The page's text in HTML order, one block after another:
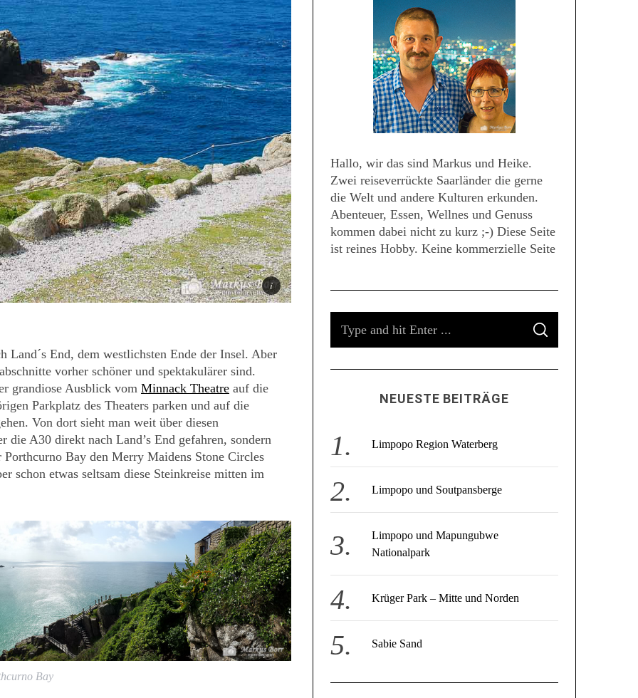
Land´s End, dem westlichsten Ende der Insel. Aber
vorher schöner und spektakulärer sind.
grandiose Ausblick vom Minnack Theatre auf die
Parkplatz des Theaters parken und auf die
Von dort sieht man weit über diesen
A30 direkt nach Land’s End gefahren, sondern
Bay den Merry Maidens Stone Circles
schon etwas seltsam diese Steinkreise mitten im
Bay
Hallo, wir das sind Markus und Heike.
Zwei reiseverrückte Saarländer die gerne
die Welt und andere Kulturen erkunden.
Abenteuer, Essen, Wellnes und Genuss
kommen dabei nicht zu kurz ;-) Diese Seite
ist reines Hobby. Keine kommerzielle Seite
r
o
r
S
A
C
NEUESTE BEITRÄGE
Limpopo Region Waterberg
Limpopo und Soutpansberge
Limpopo und Mapungubwe
Nationalpark
Krüger Park – Mitte und Norden
Sabie Sand